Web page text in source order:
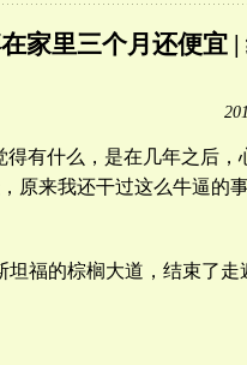
家里三个月还便宜
有什么，是在几年之后，
原来我还干过这么牛逼的
福的棕榈大道，结束了走